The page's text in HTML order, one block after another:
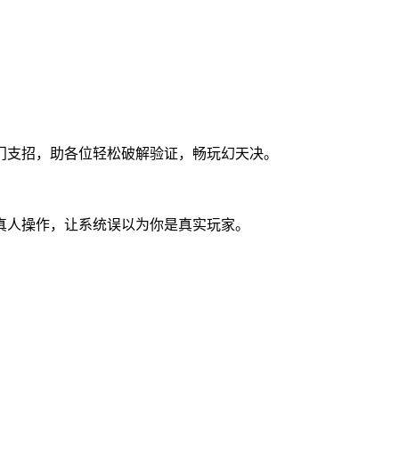
招，助各位轻松破解验证，畅玩幻天决。
操作，让系统误以为你是真实玩家。